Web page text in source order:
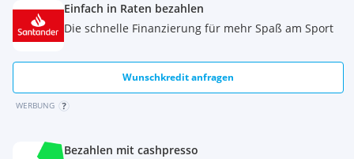
Einfach in Raten bezahlen
Die schnelle Finanzierung für mehr Spaß am Sport
Wunschkredit anfragen
WERBUNG
Bezahlen mit cashpresso